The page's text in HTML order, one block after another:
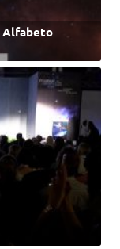
Alfabeto